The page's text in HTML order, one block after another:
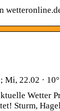
22.02 ·
Wetter
Sturm,